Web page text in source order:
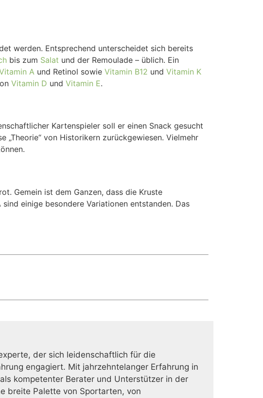
werden. Entsprechend unterscheidet sich bereits
bis zum Salat und der Remoulade – üblich. Ein
A und Retinol sowie Vitamin B12 und Vitamin K
Vitamin D und Vitamin E.
Kartenspieler soll er einen Snack gesucht
„Theorie“ von Historikern zurückgewiesen. Vielmehr
Gemein ist dem Ganzen, dass die Kruste
einige besondere Variationen entstanden. Das
der sich leidenschaftlich für die
engagiert. Mit jahrzehntelanger Erfahrung in
kompetenter Berater und Unterstützer in der
breite Palette von Sportarten, von